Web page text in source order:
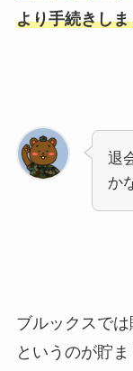
より手続きし
退
か
ブルックスで
というのが貯